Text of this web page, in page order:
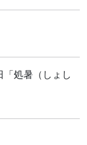
処暑（しょし